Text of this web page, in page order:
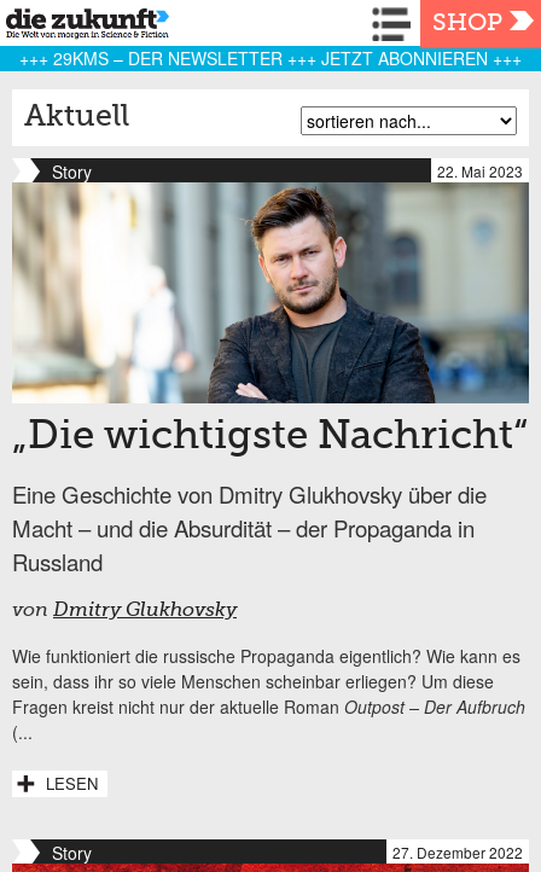
Navigation
SHOP
+++ 29KMS – DER NEWSLETTER +++ JETZT ABONNIEREN +++
Aktuell
Story 22. Mai 2023
„Die wichtigste Nachricht“
Eine Geschichte von Dmitry Glukhovsky über die
Macht – und die Absurdität – der Propaganda in
Russland
von Dmitry Glukhovsky
Wie funktioniert die russische Propaganda eigentlich? Wie kann es
sein, dass ihr so viele Menschen scheinbar erliegen? Um diese
Fragen kreist nicht nur der aktuelle Roman Outpost – Der Aufbruch
(...
LESEN
Story 27. Dezember 2022